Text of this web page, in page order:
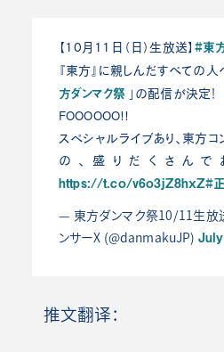
【10月11日（日）生放送】 #東
『東方』に親しんだすべての
方ダンマク祭 」の配信が決定！
FOOOOOO!!
スペシャルライブあり、東方
の、盛りだくさんで
https://t.co/v6o3jZ8hxZ#
— 東方ダンマク祭10/11生放
ンサーX (@danmakuJP)
推文翻译：